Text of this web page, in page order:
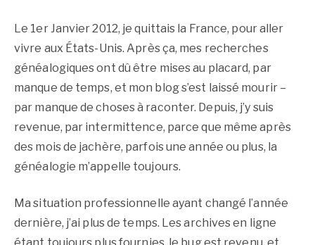
Le 1er Janvier 2012, je quittais la France, pour aller
vivre aux États-Unis. Après ça, mes recherches
généalogiques ont dû être mises au placard, par
manque de temps, et mon blog s’est laissé mourir –
par manque de choses à raconter. Depuis, j’y suis
revenue, par intermittence, parce que même après
des mois de jachère, parfois une année ou plus, la
généalogie m’appelle toujours.
Ma situation professionnelle ayant changé l’année
dernière, j’ai plus de temps. Les archives en ligne